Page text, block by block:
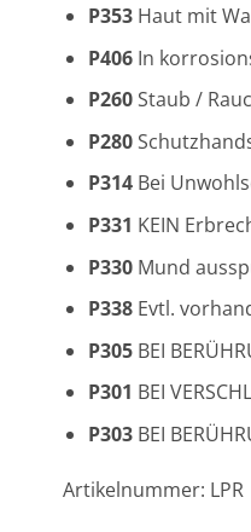
P353Haut mit
P406In
P260Staub /
P280
P314Bei
P331 KEIN
P330Mund
P338Evtl.
P305BEI
P301 BEI
P303BEI
Artikelnummer: LPR